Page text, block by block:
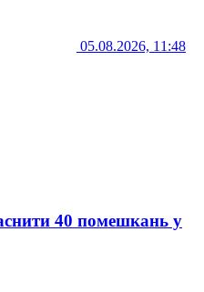
05.08.2026, 11:48
40 помешкань у